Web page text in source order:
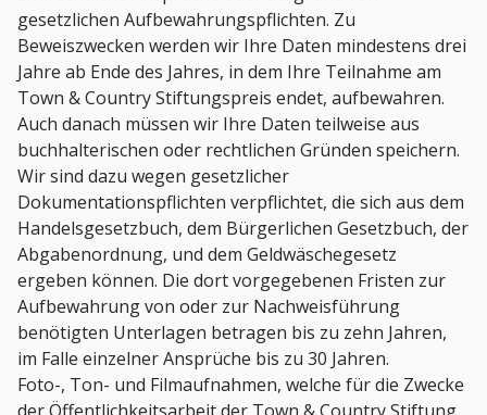
gesetzlichen Aufbewahrungspflichten. Zu
Beweiszwecken werden wir Ihre Daten mindestens drei
Jahre ab Ende des Jahres, in dem Ihre Teilnahme am
Town & Country Stiftungspreis endet, aufbewahren.
Auch danach müssen wir Ihre Daten teilweise aus
buchhalterischen oder rechtlichen Gründen speichern.
Wir sind dazu wegen gesetzlicher
Dokumentationspflichten verpflichtet, die sich aus dem
Handelsgesetzbuch, dem Bürgerlichen Gesetzbuch, der
Abgabenordnung, und dem Geldwäschegesetz
ergeben können. Die dort vorgegebenen Fristen zur
Aufbewahrung von oder zur Nachweisführung
benötigten Unterlagen betragen bis zu zehn Jahren,
im Falle einzelner Ansprüche bis zu 30 Jahren.
Foto-, Ton- und Filmaufnahmen, welche für die Zwecke